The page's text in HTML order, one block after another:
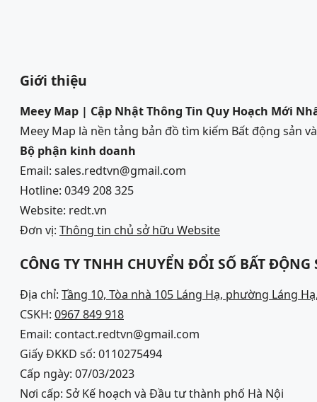
Giới thiệu
Meey Map | Cập Nhật Thông Tin Quy Hoạch Mới
Meey Map là nền tảng bản đồ tìm kiếm Bất động sản
Bộ phận kinh doanh
Email: sales.redtvn@gmail.com
Hotline: 0349 208 325
Website: redt.vn
Đơn vị: Thông tin chủ sở hữu Website
CÔNG TY TNHH CHUYỂN ĐỔI SỐ BẤT ĐỘNG
Địa chỉ: Tầng 10, Tòa nhà 105 Láng Hạ, phường Láng
CSKH: 0967 849 918
Email: contact.redtvn@gmail.com
Giấy ĐKKD số: 0110275494
Cấp ngày: 07/03/2023
Nơi cấp: Sở Kế hoạch và Đầu tư thành phố Hà Nội